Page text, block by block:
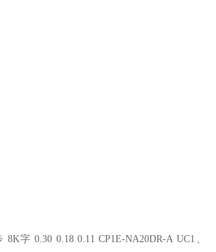
字 0.30 0.18 0.11 CP1E-NA20DR-A UC1、